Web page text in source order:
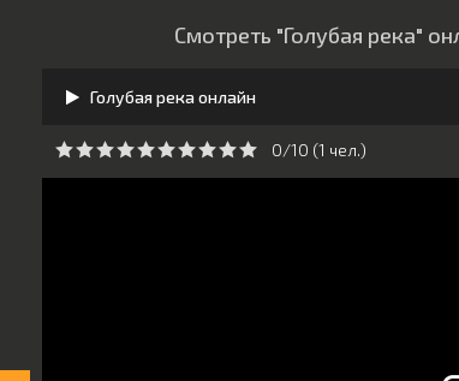
Смотреть "Голубая река"
Голубая река онлайн
0/10 (1 чeл.)